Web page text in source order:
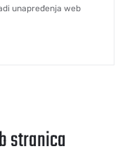
unapređenja web
stranica